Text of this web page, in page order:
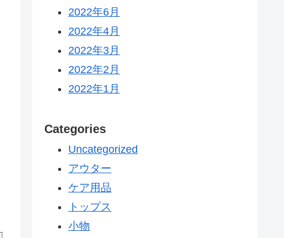
2022年6月
2022年4月
2022年3月
2022年2月
2022年1月
Categories
Uncategorized
アウター
ケア用品
トップス
小物